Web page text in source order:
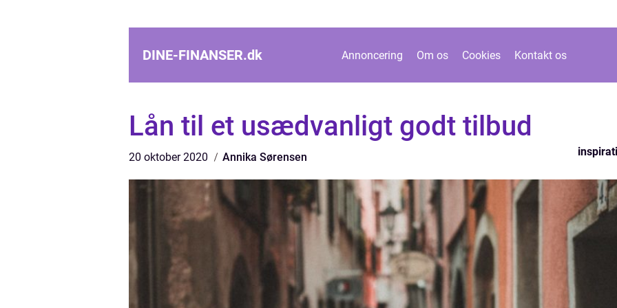
DINE-FINANSER.dk Annoncering Om os Cookies Kontakt os
Lån til et usædvanligt godt tilbud
20 oktober 2020 Annika Sørensen